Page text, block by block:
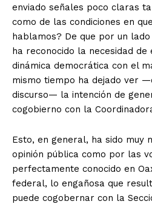
enviado señales poco claras
como de las condiciones en
hablamos? De que por un
ha reconocido la necesidad de
dinámica democrática con el
mismo tiempo ha dejado ver
discurso— la intención de
cogobierno con la
Esto, en general, ha sido muy
opinión pública como por las
perfectamente conocido en
federal, lo engañosa que
puede cogobernar con la